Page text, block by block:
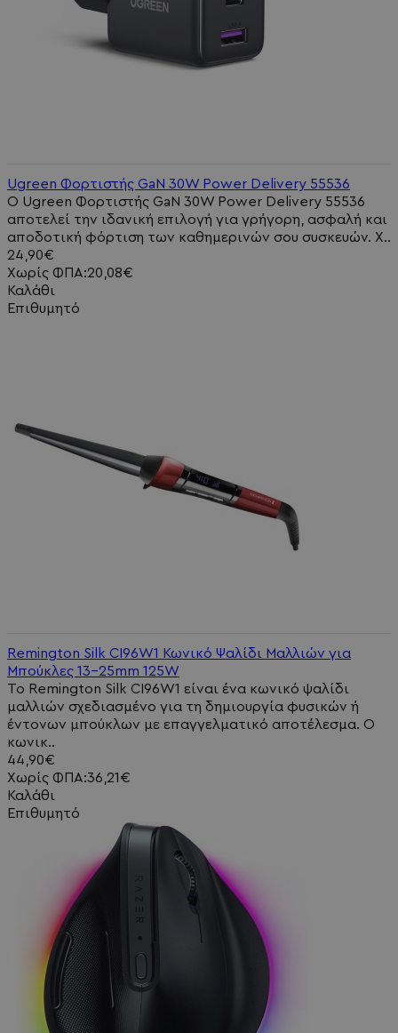
Ugreen Φορτιστής GaN 30W Power Delivery 55536
Ο Ugreen Φορτιστής GaN 30W Power Delivery 55536
αποτελεί την ιδανική επιλογή για γρήγορη, ασφαλή και
αποδοτική φόρτιση των καθημερινών σου συσκευών. Χ..
24,90€
Χωρίς ΦΠΑ:20,08€
Καλάθι
Επιθυμητό
Remington Silk CI96W1 Κωνικό Ψαλίδι Μαλλιών για
Μπούκλες 13-25mm 125W
Το Remington Silk CI96W1 είναι ένα κωνικό ψαλίδι
μαλλιών σχεδιασμένο για τη δημιουργία φυσικών ή
έντονων μπούκλων με επαγγελματικό αποτέλεσμα. Ο
κωνικ..
44,90€
Χωρίς ΦΠΑ:36,21€
Καλάθι
Επιθυμητό